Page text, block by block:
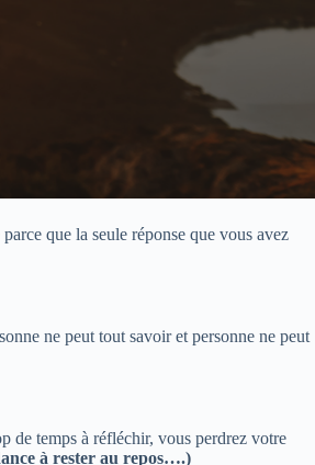
que la seule réponse que vous avez
ne peut tout savoir et personne ne peut
de temps à réfléchir, vous perdrez votre
à rester au repos….)